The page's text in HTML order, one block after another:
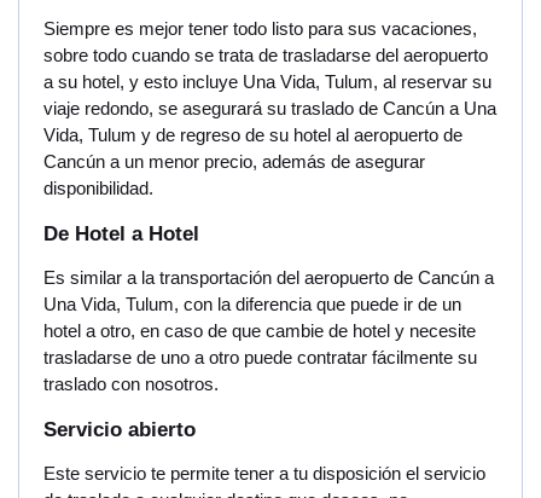
Siempre es mejor tener todo listo para sus vacaciones,
sobre todo cuando se trata de trasladarse del aeropuerto
a su hotel, y esto incluye Una Vida, Tulum, al reservar su
viaje redondo, se asegurará su traslado de Cancún a Una
Vida, Tulum y de regreso de su hotel al aeropuerto de
Cancún a un menor precio, además de asegurar
disponibilidad.
De Hotel a Hotel
Es similar a la transportación del aeropuerto de Cancún a
Una Vida, Tulum, con la diferencia que puede ir de un
hotel a otro, en caso de que cambie de hotel y necesite
trasladarse de uno a otro puede contratar fácilmente su
traslado con nosotros.
Servicio abierto
Este servicio te permite tener a tu disposición el servicio